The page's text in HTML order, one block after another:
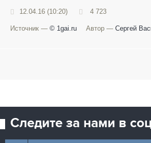
12.04.16 (10:20) 4 723
Источник — © 1gai.ru Автор — Сергей
Следите за нами в